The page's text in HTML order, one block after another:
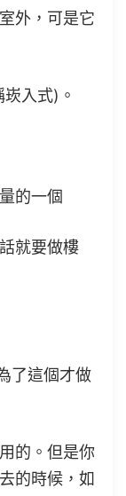
外，可是它
入式)。
的一個
就要做樓
了這個才做
的。但是你
的時候，如